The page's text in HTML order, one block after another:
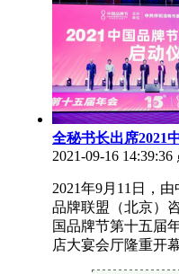
全秘书长出席2021
2021-09-16 14:39:36
2021年9月11日，
品牌联盟（北京）
国品牌节第十五届
店大宴会厅隆重开